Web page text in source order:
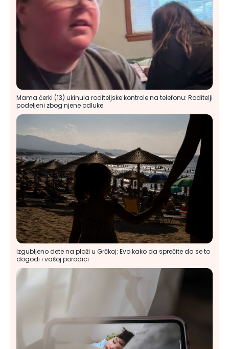
Mama ćerki (13) ukinula roditeljske kontrole na telefonu: Roditelji
podeljeni zbog njene odluke
Izgubljeno dete na plaži u Grčkoj: Evo kako da sprečite da se to
dogodi i vašoj porodici